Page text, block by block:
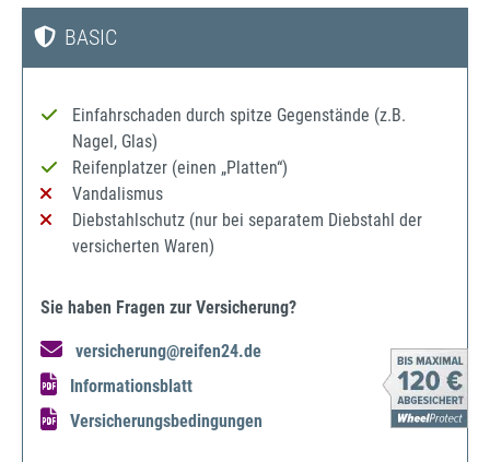
BASIC
Einfahrschaden durch spitze Gegenstände (z.B.
Nagel, Glas)
Reifenplatzer (einen „Platten“)
Vandalismus
Diebstahlschutz (nur bei separatem Diebstahl der
versicherten Waren)
Sie haben Fragen zur Versicherung?
versicherung@reifen24.de
Informationsblatt
Versicherungsbedingungen